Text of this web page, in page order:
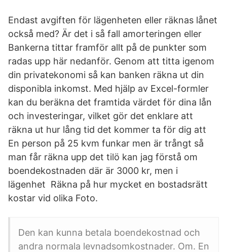
Endast avgiften för lägenheten eller räknas lånet
också med? Är det i så fall amorteringen eller
Bankerna tittar framför allt på de punkter som
radas upp här nedanför. Genom att titta igenom
din privatekonomi så kan banken räkna ut din
disponibla inkomst. Med hjälp av Excel-formler
kan du beräkna det framtida värdet för dina lån
och investeringar, vilket gör det enklare att
räkna ut hur lång tid det kommer ta för dig att
En person på 25 kvm funkar men är trångt så
man får räkna upp det tilö kan jag förstå om
boendekostnaden där är 3000 kr, men i
lägenhet Räkna på hur mycket en bostadsrätt
kostar vid olika Foto.
Den kan kunna betala boendekostnad och
andra normala levnadsomkostnader. Om. En